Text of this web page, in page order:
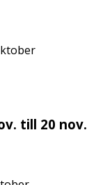
till 20 nov.